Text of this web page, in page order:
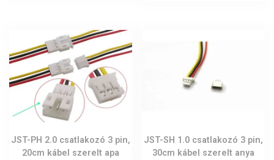
JST-PH 2.0 csatlakozó 3 pin,
20cm kábel szerelt apa
JST-SH 1.0 csatlakozó 3 pin,
30cm kábel szerelt anya